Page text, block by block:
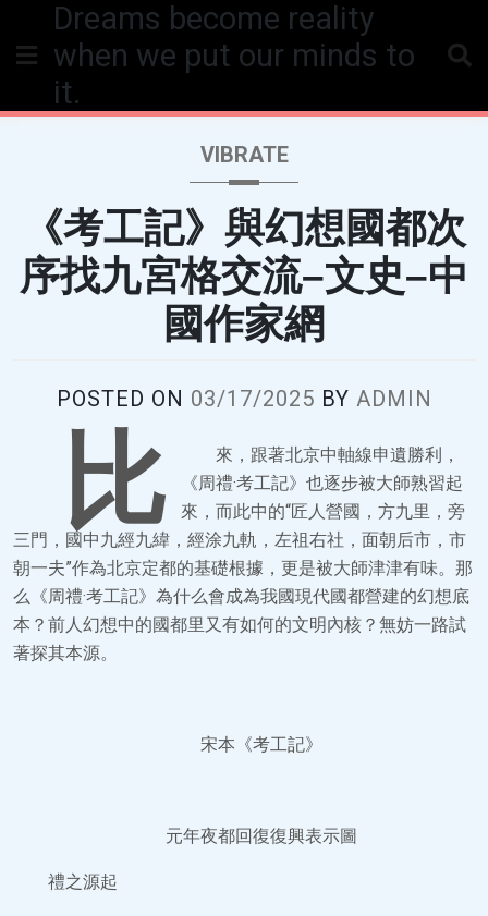
content
Dreams become reality
when we put our minds to
it.
VIBRATE
《考工記》與幻想國都次
序找九宮格交流–文史–中
國作家網
POSTED ON 03/17/2025 BY ADMIN
比
來，跟著北京中軸線申遺勝利，
《周禮·考工記》也逐步被大師熟習起
來，而此中的“匠人營國，方九里，旁
三門，國中九經九緯，經涂九軌，左祖右社，面朝后市，市
朝一夫”作為北京定都的基礎根據，更是被大師津津有味。那
么《周禮·考工記》為什么會成為我國現代國都營建的幻想底
本？前人幻想中的國都里又有如何的文明內核？無妨一路試
著探其本源。
宋本《考工記》
元年夜都回復復興表示圖
禮之源起